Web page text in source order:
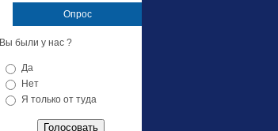
Опрос
Вы были у нас ?
Да
Нет
Я только от туда